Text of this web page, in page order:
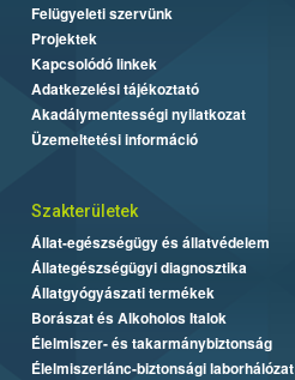
Felügyeleti szervünk
Projektek
Kapcsolódó linkek
Adatkezelési tájékoztató
Akadálymentességi nyilatkozat
Üzemeltetési információ
Szakterületek
Állat-egészségügy és állatvédelem
Állategészségügyi diagnosztika
Állatgyógyászati termékek
Borászat és Alkoholos Italok
Élelmiszer- és takarmánybiztonság
Élelmiszerlánc-biztonsági laborhálózat